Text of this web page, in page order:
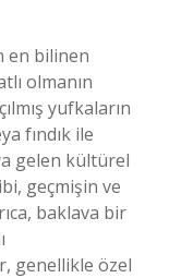
en bilinen
olmanın
yufkaların
fındık ile
gelen kültürel
geçmişin ve
baklava bir
genellikle özel